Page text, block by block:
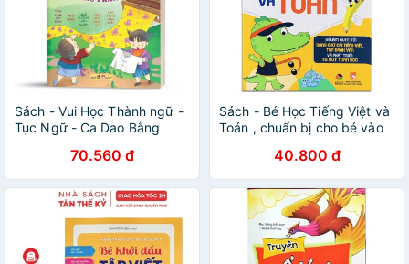
Sách - Vui Học Thành ngữ -
Tục Ngữ - Ca Dao Bằng
70.560 đ
Sách - Bé Học Tiếng Việt và
Toán , chuẩn bị cho bé vào
40.800 đ